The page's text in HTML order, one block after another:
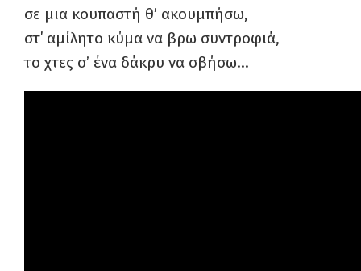
σε μια κουπαστή θ’ ακουμπήσω,
στ΄ αμίλητο κύμα να βρω συντροφιά,
το χτες σ’ ένα δάκρυ να σβήσω…